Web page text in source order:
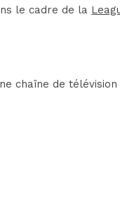
le cadre de la
chaîne de